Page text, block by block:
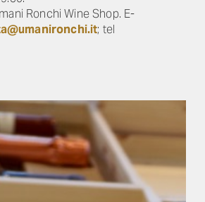
Ronchi Wine Shop. E-
; tel